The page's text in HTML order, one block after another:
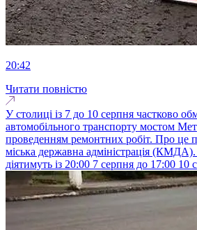
20:42
Читати повністю
У столиці із 7 до 10 серпня частково
автомобільного транспорту мостом
проведенням ремонтних робіт. Про це
міська державна адміністрація
діятимуть із 20:00 7 серпня до 17:00 10